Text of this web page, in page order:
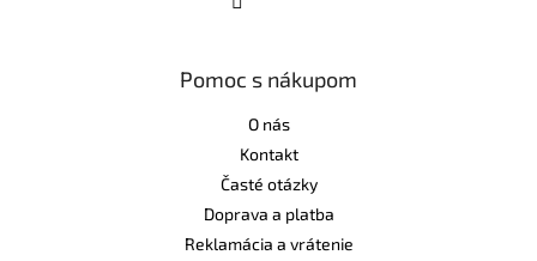
Pomoc s nákupom
O nás
Kontakt
Časté otázky
Doprava a platba
Reklamácia a vrátenie